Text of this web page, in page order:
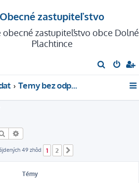
Obecné zastupiteľstvo
obecné zastupiteľstvo obce Dolné
Plachtince
ľ
d
Temy bez odpovedí
Hľadať
49 zhôd 1 2
Témy